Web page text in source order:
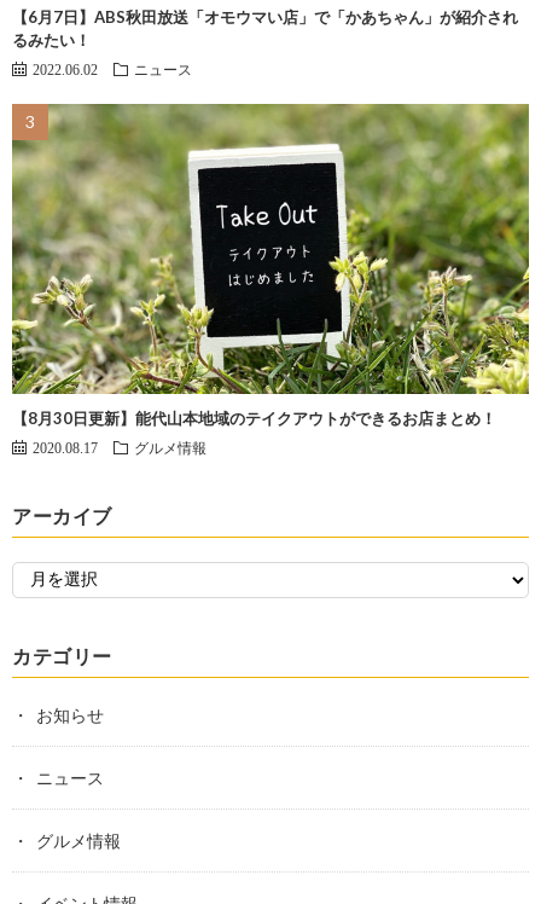
【6月7日】ABS秋田放送「オモウマい店」で「かあちゃん」が紹介され
るみたい！
2022.06.02 ニュース
【8月30日更新】能代山本地域のテイクアウトができるお店まとめ！
2020.08.17 グルメ情報
アーカイブ
カテゴリー
お知らせ
ニュース
グルメ情報